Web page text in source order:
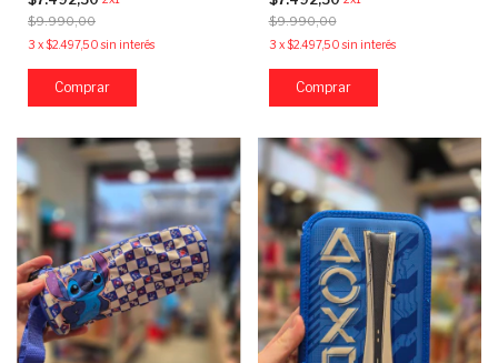
$9.990,00
3 x$2.497,50 sin interés
$9.990,00
3 x$2.497,50 sin interés